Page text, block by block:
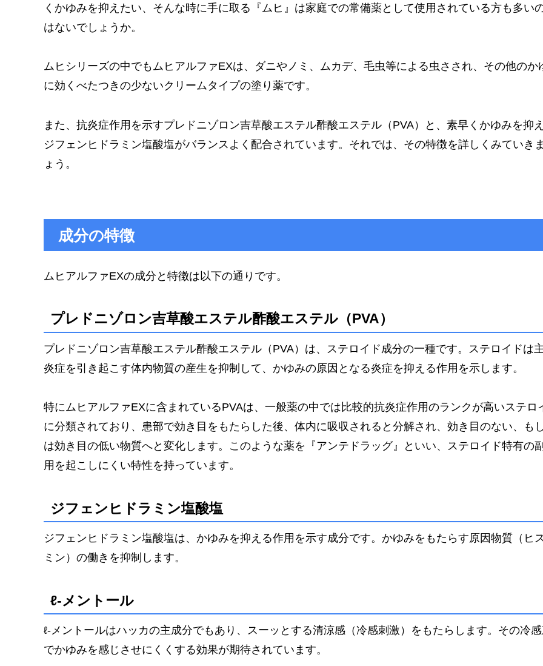
くかゆみを抑えたい、そんな時に手に取る『ムヒ』は家庭での常備薬として使用されている方も多い
はないでしょうか。
ムヒシリーズの中でもムヒアルファEXは、ダニやノミ、ムカデ、毛虫等による虫さされ、その他のか
に効くべたつきの少ないクリームタイプの塗り薬です。
また、抗炎症作用を示すプレドニゾロン吉草酸エステル酢酸エステル（PVA）と、素早くかゆみを抑
ジフェンヒドラミン塩酸塩がバランスよく配合されています。それでは、その特徴を詳しくみていき
ょう。
成分の特徴
ムヒアルファEXの成分と特徴は以下の通りです。
プレドニゾロン吉草酸エステル酢酸エステル（PVA）
プレドニゾロン吉草酸エステル酢酸エステル（PVA）は、ステロイド成分の一種です。ステロイドは
炎症を引き起こす体内物質の産生を抑制して、かゆみの原因となる炎症を抑える作用を示します。
特にムヒアルファEXに含まれているPVAは、一般薬の中では比較的抗炎症作用のランクが高いステロ
に分類されており、患部で効き目をもたらした後、体内に吸収されると分解され、効き目のない、も
は効き目の低い物質へと変化します。このような薬を『アンテドラッグ』といい、 ステロイド特有の
用を起こしにくい特性を持っています。
ジフェンヒドラミン塩酸塩
ジフェンヒドラミン塩酸塩は、かゆみを抑える作用を示す成分です。かゆみをもたらす原因物質（ヒ
ミン）の働きを抑制します。
ℓ-メントール
ℓ-メントールはハッカの主成分でもあり、スーッとする清涼感（冷感刺激）をもたらします。その冷
でかゆみを感じさせにくくする効果が期待されています。